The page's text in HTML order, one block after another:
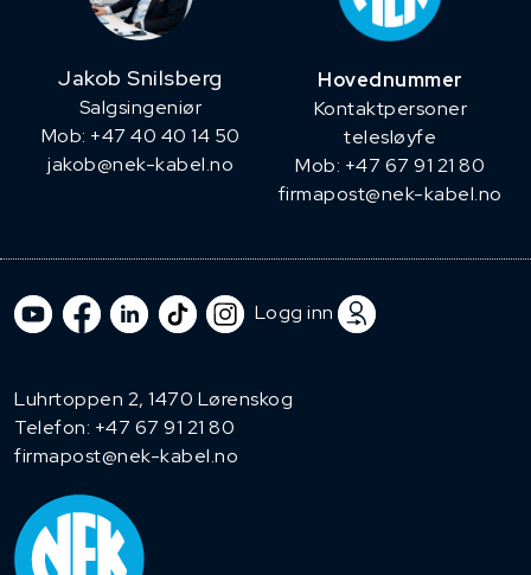
Jakob Snilsberg
​Salgsingeniør
Mob: +47 40 40 14 50
jakob@nek-kabel.no
Hovednummer
Kontaktpersoner
telesløyfe
Mob: +47 67 91 21 80
firmapost@nek-kabel.no
Logg inn
Luhrtoppen 2, 1470 Lørenskog
Telefon: +47 67 91 21 80
firmapost@nek-kabel.no